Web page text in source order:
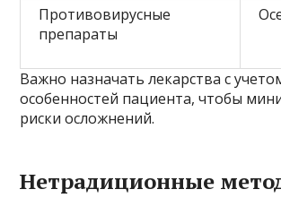
Противовирусные
препараты
Важно назначать лекарства с
особенностей пациента, чтобы
риски осложнений.
Нетрадиционные